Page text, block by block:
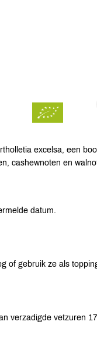
excelsa, een
cashewnoten en
datum.
of gebruik ze als
verzadigde vetzuren